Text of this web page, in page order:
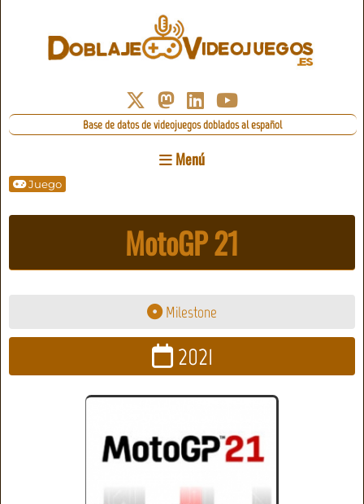
Base de datos de videojuegos doblados al español
Menú
Juego
MotoGP 21
Milestone
2021